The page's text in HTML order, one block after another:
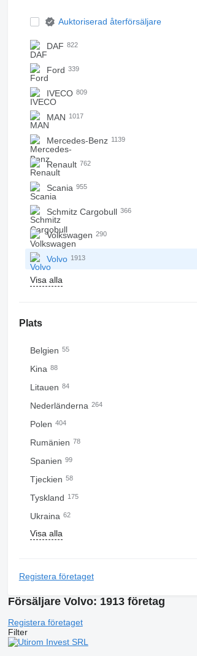
Auktoriserad återförsäljare
DAF 822
Ford 339
IVECO 809
MAN 1017
Mercedes-Benz 1139
Renault 762
Scania 955
Schmitz Cargobull 366
Volkswagen 290
Volvo 1913
Visa alla
Plats
Belgien 55
Kina 88
Litauen 84
Nederländerna 264
Polen 404
Rumänien 78
Spanien 99
Tjeckien 58
Tyskland 175
Ukraina 62
Visa alla
Registera företaget
Försäljare Volvo: 1913 företag
Registera företaget
Filter